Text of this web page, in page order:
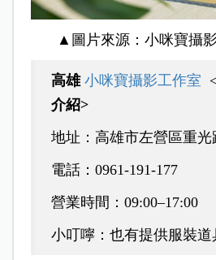
▲圖片來源：小咪寶攝
高雄 小咪寶攝影工作室
介紹>
地址：高雄市左營區重光
電話：0961‑191‑177
營業時間：09:00–17:00
小叮嚀：也有提供服裝道